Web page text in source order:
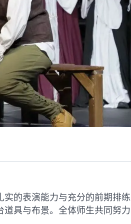
的表演能力与充分的前期排练
具与布景。全体师生共同努